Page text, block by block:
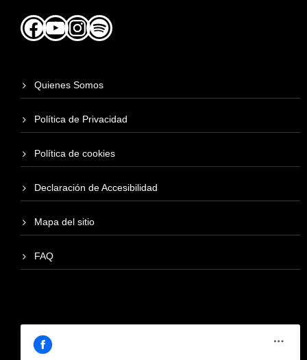
Facebook
YouTubeInstagram
Spotify
Quienes Somos
Política de Privacidad
Política de cookies
Declaración de Accesibilidad
Mapa del sitio
FAQ